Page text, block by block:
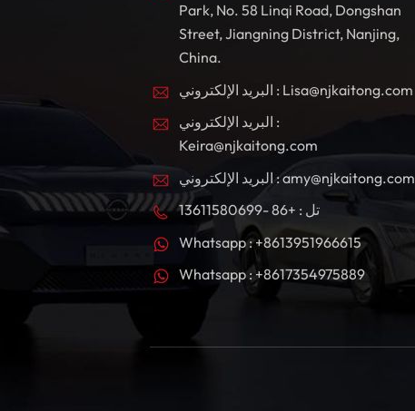
Park, No. 58 Linqi Road, Dongshan
Street, Jiangning District, Nanjing,
China.
البريد الإلكتروني : Lisa@njkaitong.com
البريد الإلكتروني :
Keira@njkaitong.com
البريد الإلكتروني : amy@njkaitong.com
تل : +86 -13611580699
Whatsapp : +8613951966615
Whatsapp : +8617354975889